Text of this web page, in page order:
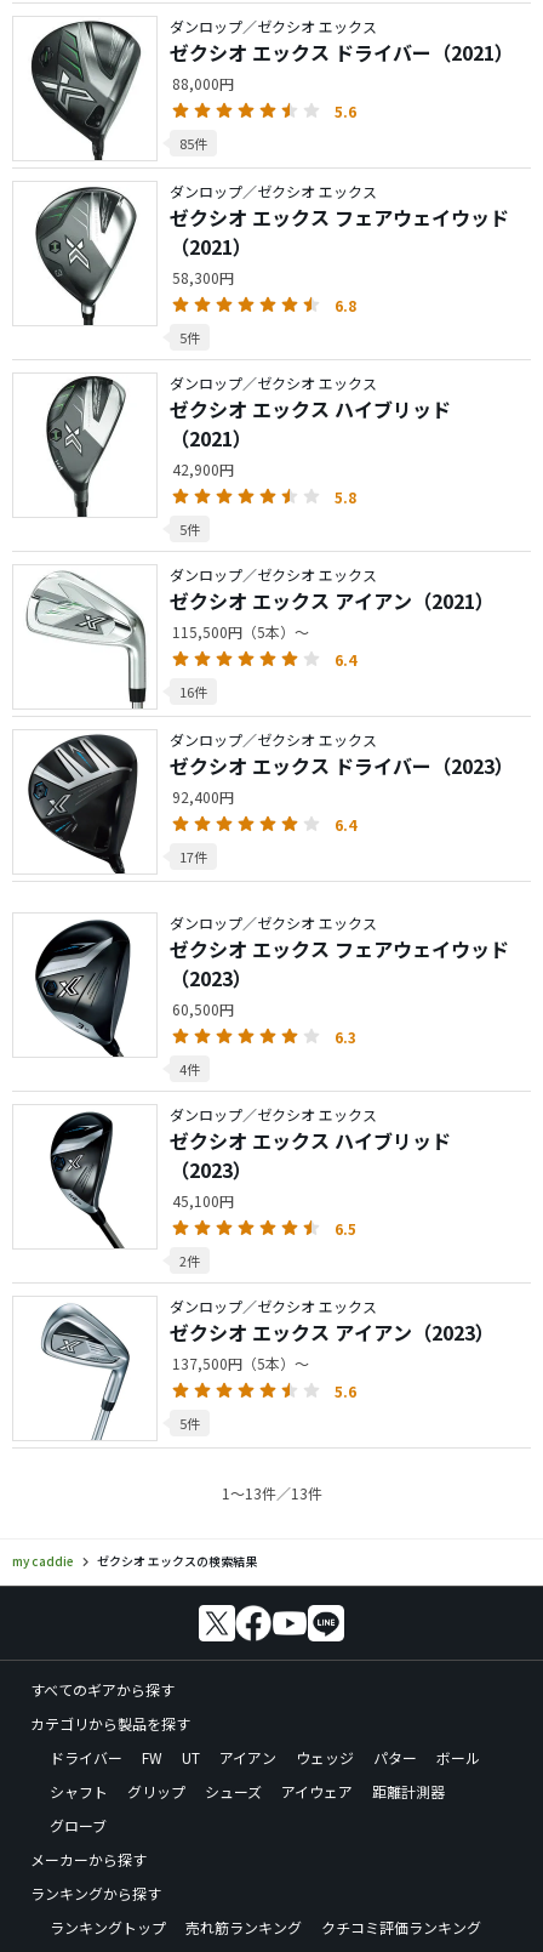
ダンロップ／ゼクシオ エックス
ゼクシオ エックス ドライバー（2021）
88,000円
5.6
85件
ダンロップ／ゼクシオ エックス
ゼクシオ エックス フェアウェイウッド
（2021）
58,300円
6.8
5件
ダンロップ／ゼクシオ エックス
ゼクシオ エックス ハイブリッド
（2021）
42,900円
5.8
5件
ダンロップ／ゼクシオ エックス
ゼクシオ エックス アイアン（2021）
115,500円（5本）～
6.4
16件
ダンロップ／ゼクシオ エックス
ゼクシオ エックス ドライバー（2023）
92,400円
6.4
17件
ダンロップ／ゼクシオ エックス
ゼクシオ エックス フェアウェイウッド
（2023）
60,500円
6.3
4件
ダンロップ／ゼクシオ エックス
ゼクシオ エックス ハイブリッド
（2023）
45,100円
6.5
2件
ダンロップ／ゼクシオ エックス
ゼクシオ エックス アイアン（2023）
137,500円（5本）～
5.6
5件
1〜13件／13件
my caddie ゼクシオ エックスの検索結果
すべてのギアから探す
カテゴリから製品を探す
ドライバー
FW UT アイアン ウェッジ パター
ボール
シャフト
グリップ シューズ アイウェア
距離計測器
グローブ
メーカーから探す
ランキングから探す
ランキングトップ
売れ筋ランキング
クチコミ評価ランキング